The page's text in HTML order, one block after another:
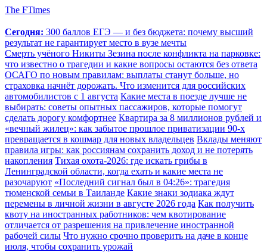
The FTimes
Сегодня: 300 баллов ЕГЭ — и без бюджета: почему высший
результат не гарантирует место в вузе мечты
Смерть учёного Никиты Зезина после конфликта на парковке:
что известно о трагедии и какие вопросы остаются без ответа
ОСАГО по новым правилам: выплаты станут больше, но
страховка начнёт дорожать. Что изменится для российских
автомобилистов с 1 августа Какие места в поезде лучше не
выбирать: советы опытных пассажиров, которые помогут
сделать дорогу комфортнее Квартира за 8 миллионов рублей и
«вечный жилец»: как забытое прошлое приватизации 90-х
превращается в кошмар для новых владельцев Вклады меняют
правила игры: как россиянам сохранить доход и не потерять
накопления Тихая охота-2026: где искать грибы в
Ленинградской области, когда ехать и какие места не
разочаруют «Последний сигнал был в 04:26»: трагедия
тюменской семьи в Таиланде Какие знаки зодиака ждут
перемены в личной жизни в августе 2026 года Как получить
квоту на иностранных работников: чем квотирование
отличается от разрешения на привлечение иностранной
рабочей силы Что нужно срочно проверить на даче в конце
июля, чтобы сохранить урожай